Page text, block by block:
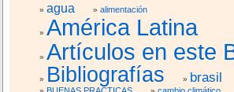
agua alimentación
América Latina
Artículos en este
Bibliografías brasil